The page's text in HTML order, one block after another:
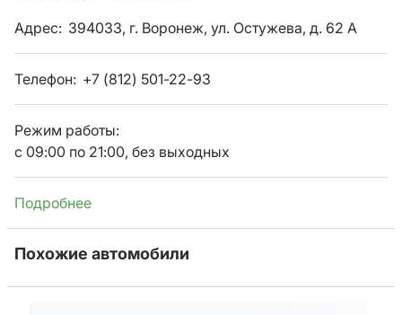
Адрес: 394033, г. Воронеж, ул. Остужева, д. 62 А
Телефон: +7 (812) 501-22-93
Режим работы:
с 09:00 по 21:00, без выходных
Подробнее
Похожие автомобили